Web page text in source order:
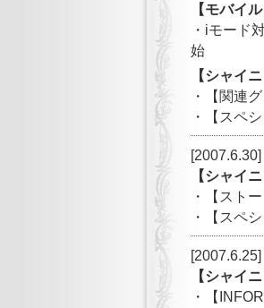
【モバイ
・iモード
始
【シャイ
・【関連
・【スペ
[2007.6.30]
【シャイ
・【スト
・【スペ
[2007.6.25]
【シャイ
・【